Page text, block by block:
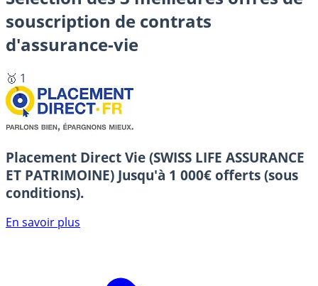
souscription de contrats
d'assurance-vie
🥇 1
Placement Direct Vie (SWISS LIFE ASSURANCE
ET PATRIMOINE) Jusqu'à 1 000€ offerts (sous
conditions).
En savoir plus